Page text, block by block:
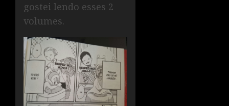
gostei lendo esses 2
volumes.